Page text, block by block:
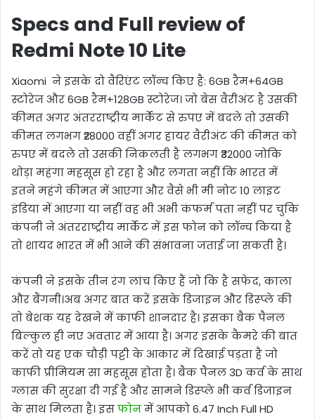
Specs and Full review of
Redmi Note 10 Lite
Xiaomi ने इसके दो वैरिएंट लॉन्च किए है: 6GB रैम+64GB
स्टोरेज और 6GB रैम+128GB स्टोरेज। जो बेस वैरीअंट है उसकी
कीमत अगर अंतरराष्ट्रीय मार्केट से रुपए में बदले तो उसकी
कीमत लगभग ₹28000 वहीं अगर हायर वैरीअंट की कीमत को
रुपए में बदले तो उसकी निकलती है लगभग ₹32000 जोकि
थोड़ा महंगा महसूस हो रहा है और लगता नहीं कि भारत में
इतने महंगे कीमत में आएगा और वैसे भी मी नोट 10 लाइट
इंडिया में आएगा या नहीं वह भी अभी कंफर्म पता नहीं पर चुकि
कंपनी ने अंतरराष्ट्रीय मार्केट में इस फोन को लॉन्च किया है
तो शायद भारत में भी आने की संभावना जताई जा सकती है।
कंपनी ने इसके तीन रंग लांच किए हैं जो कि है सफेद, काला
और बैंगनी।अब अगर बात करें इसके डिजाइन और डिस्प्ले की
तो बेशक यह देखने में काफी शानदार है। इसका बैक पैनल
बिल्कुल ही नए अवतार में आया है। अगर इसके कैमरे की बात
करें तो यह एक चौड़ी पट्टी के आकार में दिखाई पड़ता है जो
काफी प्रीमियम सा महसूस होता है। बैक पैनल 3D कर्व के साथ
ग्लास की सुरक्षा दी गई है और सामने डिस्प्ले भी कर्व डिजाइन
के साथ मिलता है। इसफोनमें आपको 6.47 Inch Full HD